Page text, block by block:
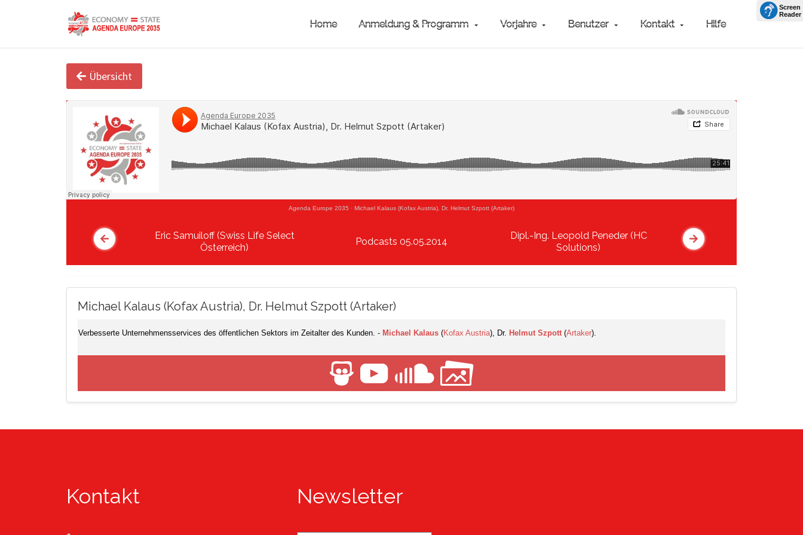
Home Anmeldung & Programm Vorjahre Benutzer Kontakt Hilfe
Übersicht
Agenda Europe 2035 · Michael Kalaus (Kofax Austria), Dr. Helmut Szpott (Artaker)
Eric Samuiloff (Swiss Life Select
Österreich)
Podcasts 05.05.2014
Dipl.-Ing. Leopold Peneder (HC
Solutions)
Michael Kalaus (Kofax Austria), Dr. Helmut Szpott (Artaker)
Verbesserte Unternehmensservices des öffentlichen Sektors im Zeitalter des Kunden. - Michael Kalaus (Kofax Austria), Dr. Helmut Szpott (Artaker).
Kontakt Newsletter